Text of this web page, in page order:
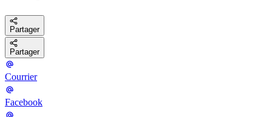
Partager
Partager
Courrier
Facebook